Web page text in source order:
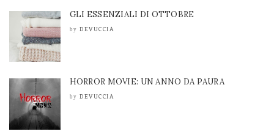
GLI ESSENZIALI DI OTTOBRE
by DEVUCCIA
HORROR MOVIE: UN ANNO DA PAURA
by DEVUCCIA